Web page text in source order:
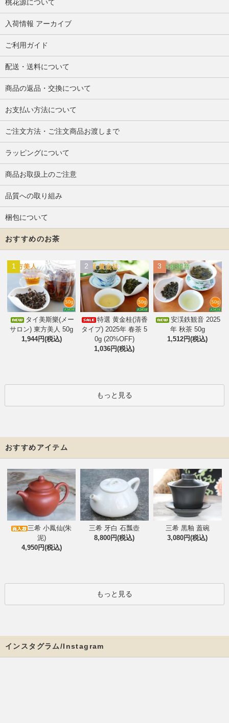
桃花源について
入荷情報 アーカイブ
ご利用ガイド
配送・送料について
商品の返品・交換について
お支払い方法について
ご注文方法・ご注文商品お渡しまで
ラッピングについて
商品お取扱上のご注意
品質への取り組み
梱包について
おすすめのお茶
1
タイ美斯樂(メー
サロン) 東方美人 50g
1,944円(税込)
2
特選 黄金桂(清香
タイプ) 2025年 春茶 5
0g (20%OFF)
1,036円(税込)
3
安渓鉄観音 2025
年 秋茶 50g
1,512円(税込)
もっと見る
おすすめアイテム
三希 小鳳仙(朱
泥)
4,950円(税込)
三希 牙白 石瓢壺
8,800円(税込)
三希 黒釉 蓋碗
3,080円(税込)
もっと見る
インスタグラム/Instagram